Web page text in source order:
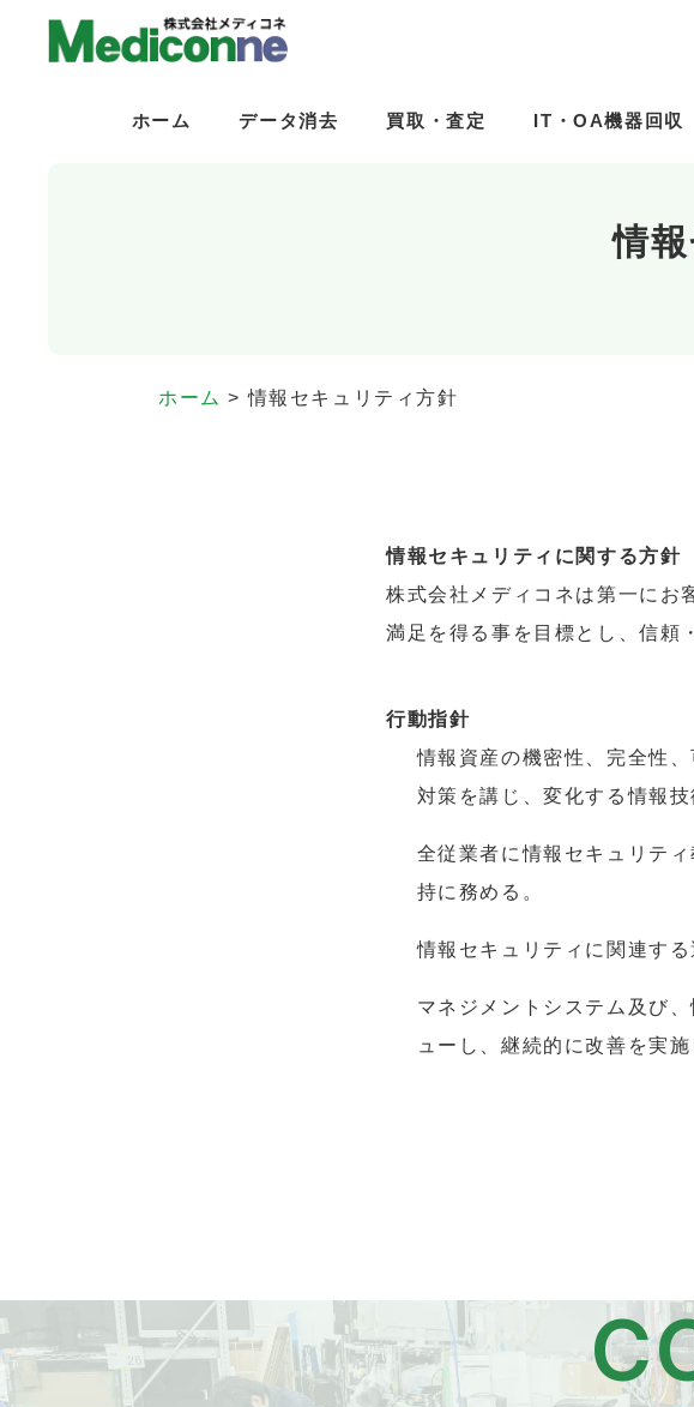
ホーム データ消去 買取・査定 IT・OA機器回収
情
ホーム >情報セキュリティ方針
情報セキュリティに関する方針
株式会社メディコネは第一にお
満足を得る事を目標とし、信頼
行動指針
情報資産の機密性、完全性
対策を講じ、変化する情報
全従業者に情報セキュリテ
持に務める。
情報セキュリティに関連す
マネジメントシステム及び
ューし、継続的に改善を実施
ホーム データ消去 買取・査定 IT・OA機器回収